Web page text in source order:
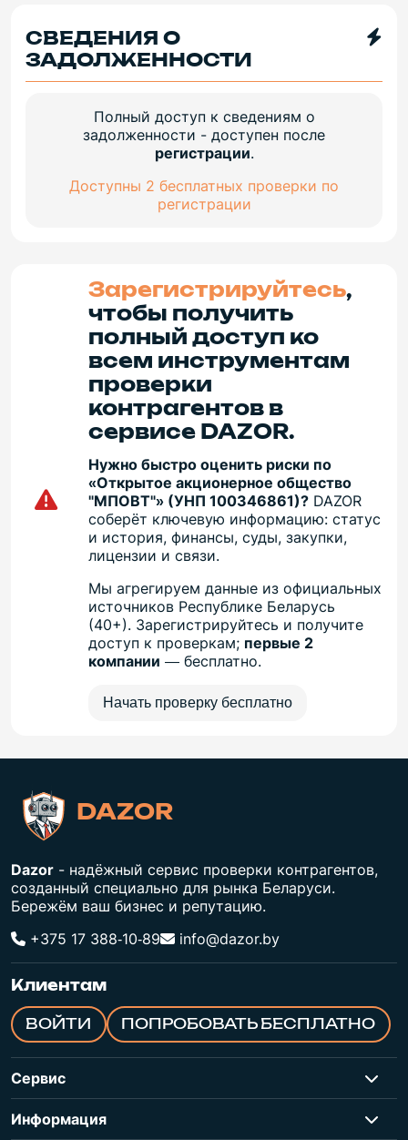
СВЕДЕНИЯ О
ЗАДОЛЖЕННОСТИ
Полный доступ к сведениям о
задолженности - доступен после
регистрации.
Доступны 2 бесплатных проверки по
регистрации
Зарегистрируйтесь,
чтобы получить
полный доступ ко
всем инструментам
проверки
контрагентов в
сервисе DAZOR.
Нужно быстро оценить риски по
«Открытое акционерное общество
"МПОВТ"» (УНП 100346861)? DAZOR
соберёт ключевую информацию: статус
и история, финансы, суды, закупки,
лицензии и связи.
Мы агрегируем данные из официальных
источников Республике Беларусь
(40+). Зарегистрируйтесь и получите
доступ к проверкам; первые 2
компании — бесплатно.
Начать проверку бесплатно
DAZOR
Dazor - надёжный сервис проверки контрагентов,
созданный специально для рынка Беларуси.
Бережём ваш бизнес и репутацию.
+375 17 388‑10‑89
info@dazor.by
Клиентам
ВОЙТИ ПОПРОБОВАТЬ БЕСПЛАТНО
Сервис
Информация